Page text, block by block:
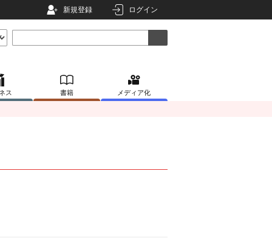
新規登録 ログイン
ス 書籍 メディア化